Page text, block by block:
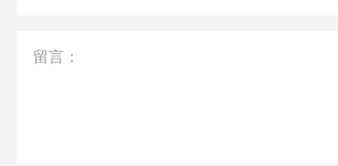
留言：